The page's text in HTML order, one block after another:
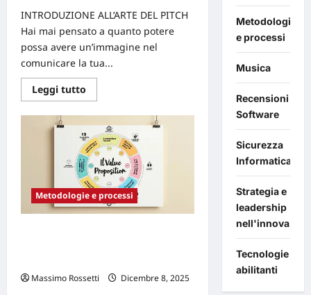
INTRODUZIONE ALL’ARTE DEL PITCH
Hai mai pensato a quanto potere
possa avere un’immagine nel
comunicare la tua...
Leggi tutto
di
su
Il
potere
della
comunicazione
visiva
nel
pitch
di
innovazione
Metodologie e processi
Massimo Rossetti
Dicembre 8, 2025
Metodologie
e processi
Musica
Recensioni
Software
Sicurezza
Informatica
Strategia e
leadership
Tecnologie
abilitanti